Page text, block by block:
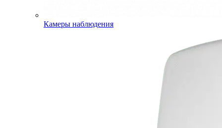
Камеры наблюдения